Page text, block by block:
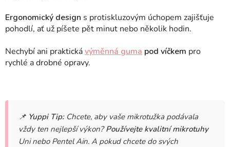
Ergonomický design s protiskluzovým úchopem zajišťuje
pohodlí, ať už píšete pět minut nebo několik hodin.
Nechybí ani praktickávýměnná guma pod víčkem pro
rychlé a drobné opravy.
📌 Yuppi Tip: Chcete, aby vaše mikrotužka podávala
vždy ten nejlepší výkon?Používejte kvalitní mikrotuhy
Uni nebo Pentel Ain. A pokud chcete do svých